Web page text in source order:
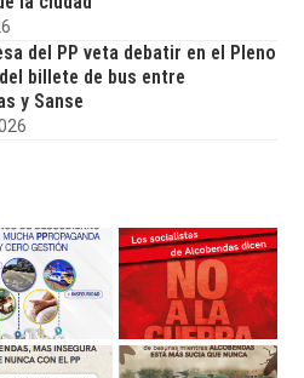
del PP veta debatir en el Pleno
billete de bus entre
y Sanse